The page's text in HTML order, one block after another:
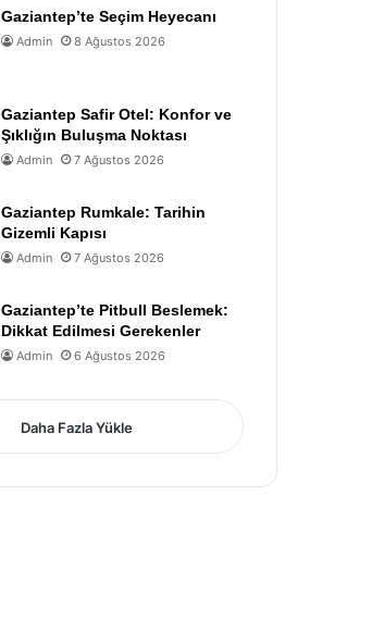
Gaziantep’te Seçim Heyecanı
Admin 8 Ağustos 2026
Gaziantep Safir Otel: Konfor ve
Şıklığın Buluşma Noktası
Admin 7 Ağustos 2026
Gaziantep Rumkale: Tarihin
Gizemli Kapısı
Admin 7 Ağustos 2026
Gaziantep’te Pitbull Beslemek:
Dikkat Edilmesi Gerekenler
Admin 6 Ağustos 2026
Daha Fazla Yükle